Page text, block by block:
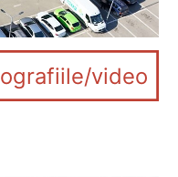
video